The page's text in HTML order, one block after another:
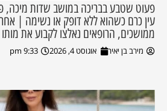
פעוט שטבע בבריכה במושב שדות מיכה,
עין כרם כשהוא ללא דופק או נשימה |
ממושכים, הרופאים נאלצו לקבוע את מותו
מירב בן יאיר אוגוסט 4, 2026 9:33 pm